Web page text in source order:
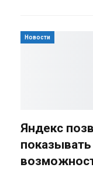
Новости
Яндекс